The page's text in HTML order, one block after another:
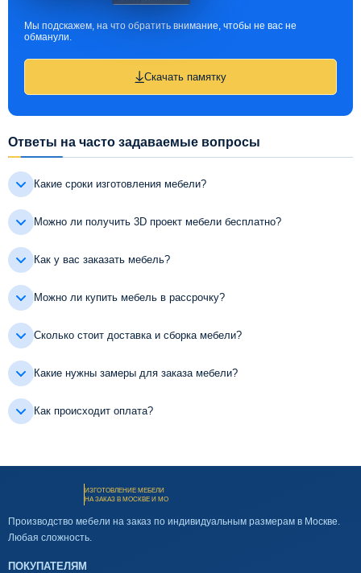
Мы подскажем, на что обратить внимание, чтобы не вас не
обманули.
Скачать памятку
Ответы на часто задаваемые вопросы
Какие сроки изготовления мебели?
Можно ли получить 3D проект мебели бесплатно?
Как у вас заказать мебель?
Можно ли купить мебель в рассрочку?
Сколько стоит доставка и сборка мебели?
Какие нужны замеры для заказа мебели?
Как происходит оплата?
ИЗГОТОВЛЕНИЕ МЕБЕЛИ
НА ЗАКАЗ В МОСКВЕ И МО
Производство мебели на заказ по индивидуальным размерам в Москве.
Любая сложность.
ПОКУПАТЕЛЯМ